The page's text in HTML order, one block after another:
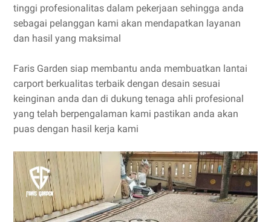
tinggi profesionalitas dalam pekerjaan sehingga anda
sebagai pelanggan kami akan mendapatkan layanan
dan hasil yang maksimal
Faris Garden siap membantu anda membuatkan lantai
carport berkualitas terbaik dengan desain sesuai
keinginan anda dan di dukung tenaga ahli profesional
yang telah berpengalaman kami pastikan anda akan
puas dengan hasil kerja kami